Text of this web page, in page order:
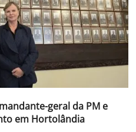
geral da PM e
em Hortolândia